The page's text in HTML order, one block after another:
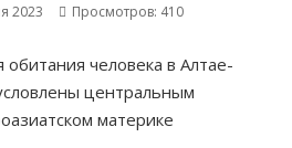
2023 Просмотров: 410
обитания человека в Алтае-
центральным
материке